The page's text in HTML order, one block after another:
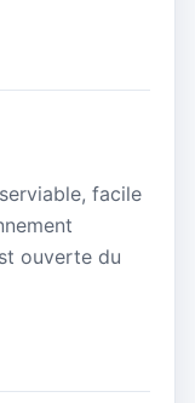
facile
ouverte du